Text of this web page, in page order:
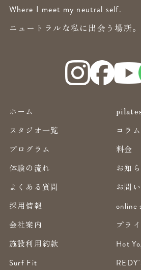
Where I meet my neutral self.
ニュートラルな私に出会う場所。
ホーム
スタジオ一覧
コラム
プログラム
料金
体験の流れ
お知
よくある質問
お問
採用情報
online
会社案内
プラ
施設利用約款
Hot
Surf Fit